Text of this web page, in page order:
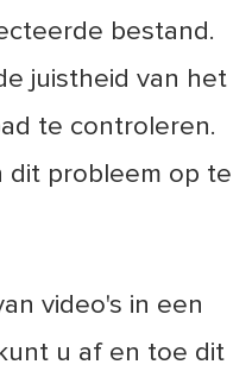
bestand.
juistheid van het
te controleren.
dit probleem op te
video's in een
u af en toe dit